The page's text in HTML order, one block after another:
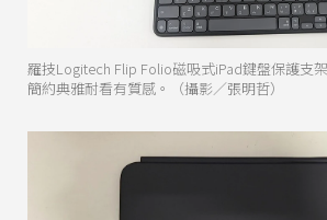
羅技Logitech Flip Folio磁吸式iPad鍵盤保護支
簡約典雅耐看有質感。（攝影／張明哲）